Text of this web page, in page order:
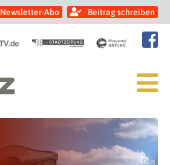
Newsletter-Abo Beitrag schreiben